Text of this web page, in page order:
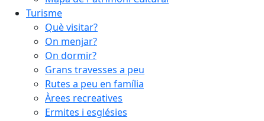
Turisme
Què visitar?
On menjar?
On dormir?
Grans travesses a peu
Rutes a peu en família
Àrees recreatives
Ermites i esglésies